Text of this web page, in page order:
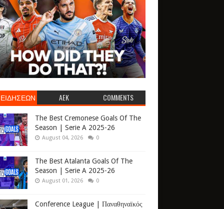
AEK COMMENTS
The Best Cremonese Goals Of The
Season | Serie A 2025-26
August 04, 2026 0
The Best Atalanta Goals Of The
Season | Serie A 2025-26
August 01, 2026 0
Conference League | Παναθηναϊκός